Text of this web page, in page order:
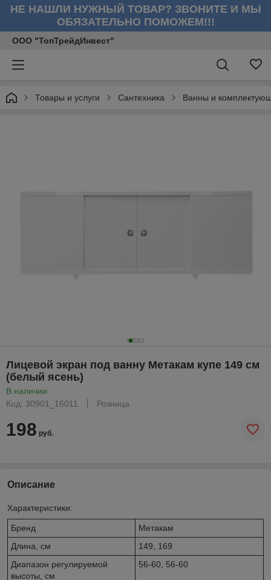
НЕ НАШЛИ НУЖНЫЙ ТОВАР? ЗВОНИТЕ И МЫ
ОБЯЗАТЕЛЬНО ПОМОЖЕМ!!!
ООО "ТопТрейдИнвест"
Товары и услуги Сантехника Ванны и
Лицевой экран под ванну Метакам купе 149 см
(белый ясень)
В наличии
Код: 30901_16011
Розница
198 руб.
Описание
Характеристики:
Бренд
Метакам
Длина, см
149, 169
Диапазон регулируемой
высоты, см
56-60, 56-60